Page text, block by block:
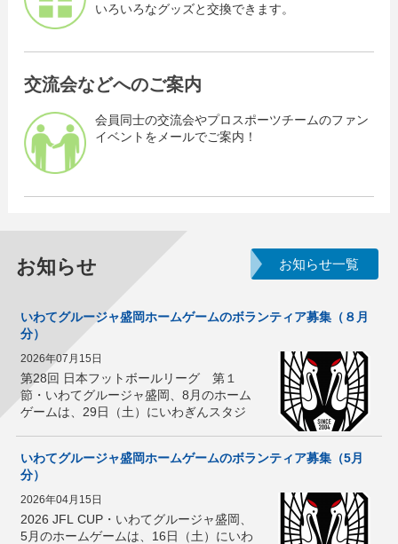
いろいろなグッズと交換できます。
交流会などへのご案内
会員同士の交流会やプロスポーツチームのファン
イベントをメールでご案内！
お知らせ
いわてグルージャ盛岡ホームゲームのボランティア募集（８月
分）
2026年07月15日
第28回 日本フットボールリーグ 第１
節・いわてグルージャ盛岡、8月のホーム
ゲームは、29日（土）にいわぎんスタジ
募集します！いわてグルージャ盛岡 […]
いわてグルージャ盛岡ホームゲームのボランティア募集（5月
分）
2026年04月15日
2026 JFL CUP・いわてグルージャ盛岡、
5月のホームゲームは、16日（土）にいわ
お知らせ一覧